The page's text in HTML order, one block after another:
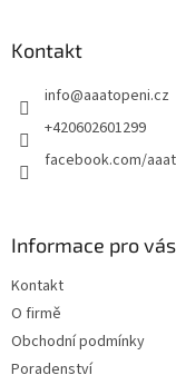
Kontakt
info@aaatopeni.cz
+420602601299
facebook.com/
Informace pro vás
Kontakt
O firmě
Obchodní podmínky
Poradenství